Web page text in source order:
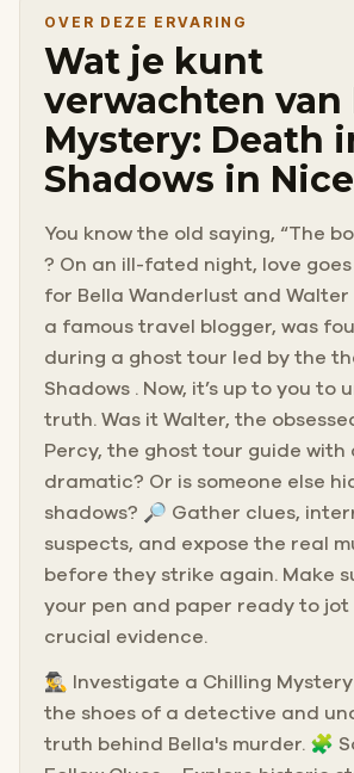
OVER DEZE ERVARING
Wat je kunt
verwachten van
Mystery: Death
Shadows in Nice
You know the old saying, “The
? On an ill-fated night, love
for Bella Wanderlust and Walter
a famous travel blogger, was
during a ghost tour led by the
Shadows . Now, it’s up to you to
truth. Was it Walter, the
Percy, the ghost tour guide
dramatic? Or is someone else
shadows? 🔎 Gather clues,
suspects, and expose the real
before they strike again. Make
your pen and paper ready to jot
crucial evidence.
🕵️‍♂️ Investigate a Chilling
the shoes of a detective and
truth behind Bella's murder. 🧩